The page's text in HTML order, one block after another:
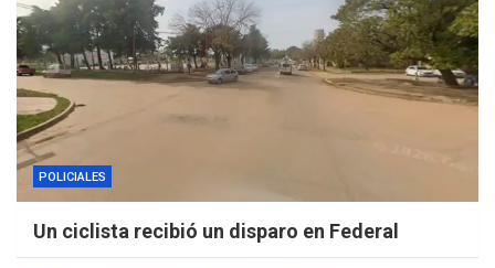
POLICIALES
Un ciclista recibió un disparo en Federal